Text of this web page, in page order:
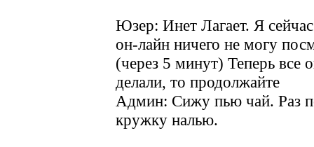
Юзер: Инет Лагает. Я
он-лайн ничего не могу
(через 5 минут) Теперь все
делали, то продолжайте
Админ: Сижу пью чай. Раз
кружку налью.